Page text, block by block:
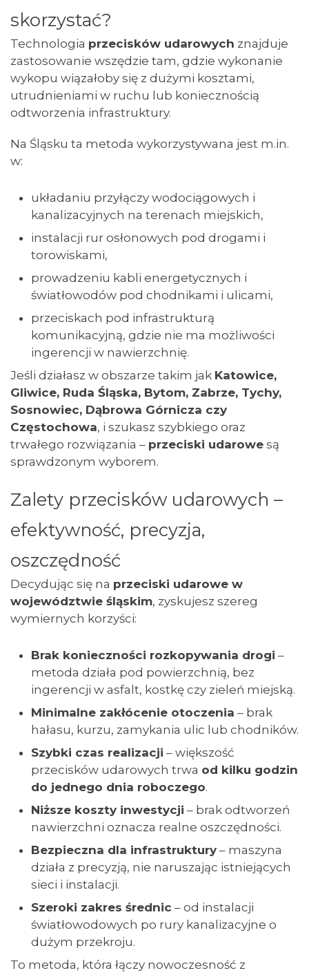
skorzystać?
Technologia przecisków udarowych znajduje
zastosowanie wszędzie tam, gdzie wykonanie
wykopu wiązałoby się z dużymi kosztami,
utrudnieniami w ruchu lub koniecznością
odtworzenia infrastruktury.
Na Śląsku ta metoda wykorzystywana jest m.in.
w:
układaniu przyłączy wodociągowych i
kanalizacyjnych na terenach miejskich,
instalacji rur osłonowych pod drogami i
torowiskami,
prowadzeniu kabli energetycznych i
światłowodów pod chodnikami i ulicami,
przeciskach pod infrastrukturą
komunikacyjną, gdzie nie ma możliwości
ingerencji w nawierzchnię.
Jeśli działasz w obszarze takim jak Katowice,
Gliwice, Ruda Śląska, Bytom, Zabrze, Tychy,
Sosnowiec, Dąbrowa Górnicza czy
Częstochowa, i szukasz szybkiego oraz
trwałego rozwiązania – przeciski udarowe są
sprawdzonym wyborem.
Zalety przecisków udarowych –
efektywność, precyzja,
oszczędność
Decydując się na przeciski udarowe w
województwie śląskim, zyskujesz szereg
wymiernych korzyści:
Brak konieczności rozkopywania drogi –
metoda działa pod powierzchnią, bez
ingerencji w asfalt, kostkę czy zieleń miejską.
Minimalne zakłócenie otoczenia – brak
hałasu, kurzu, zamykania ulic lub chodników.
Szybki czas realizacji – większość
przecisków udarowych trwa od kilku godzin
do jednego dnia roboczego.
Niższe koszty inwestycji – brak odtworzeń
nawierzchni oznacza realne oszczędności.
Bezpieczna dla infrastruktury – maszyna
działa z precyzją, nie naruszając istniejących
sieci i instalacji.
Szeroki zakres średnic – od instalacji
światłowodowych po rury kanalizacyjne o
dużym przekroju.
To metoda, która łączy nowoczesność z